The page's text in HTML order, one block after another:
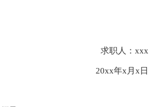
求职人：xxx
20xx年x月x日